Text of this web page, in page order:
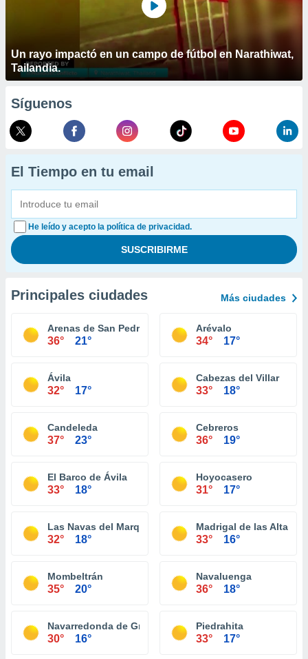
Un rayo impactó en un campo de fútbol en Narathiwat,
Tailandia.
Síguenos
El Tiempo en tu email
He leído y acepto la política de privacidad.
Principales ciudades Más ciudades
Arenas de San Pedro
36° 21°
Arévalo
34° 17°
Ávila
32° 17°
Cabezas del Villar
33° 18°
Candeleda
37° 23°
Cebreros
36° 19°
El Barco de Ávila
33° 18°
Hoyocasero
31° 17°
Las Navas del Marqués
32° 18°
Madrigal de las Altas
33° 16°
Mombeltrán
35° 20°
Navaluenga
36° 18°
Navarredonda de Gredos
30° 16°
Piedrahita
33° 17°